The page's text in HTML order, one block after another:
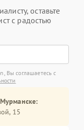
оставьте
с радостью
Вы соглашаетесь с
15